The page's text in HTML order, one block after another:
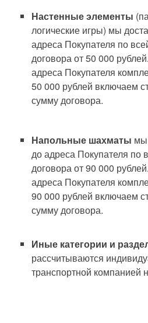
Настенные элементы
логические игры) мы
адреса Покупателя по
договора от 50 000
адреса Покупателя
50 000 рублей включаем
сумму договора.
Напольные шахматы мы
до адреса Покупателя
договора от 90 000
адреса Покупателя
90 000 рублей включаем
сумму договора.
Иные категории и
рассчитываются
транспортной компанией